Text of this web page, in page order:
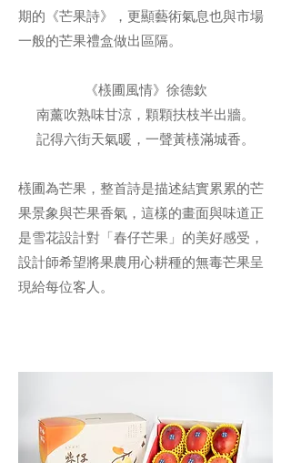
期的《芒果詩》，更顯藝術氣息也與市場
一般的芒果禮盒做出區隔。
《檨圃風情》徐德欽
南薰吹熟味甘涼，顆顆扶枝半出牆。
記得六街天氣暖，一聲黃檨滿城香。
檨圃為芒果，整首詩是描述結實累累的芒
果景象與芒果香氣，這樣的畫面與味道正
是雪花設計對「春仔芒果」的美好感受，
設計師希望將果農用心耕種的無毒芒果呈
現給每位客人。